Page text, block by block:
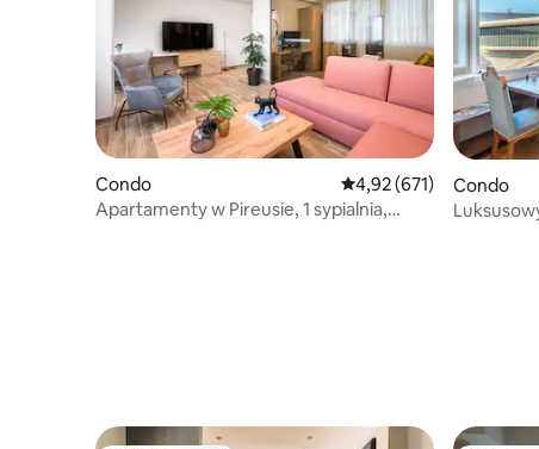
Condo Średnia ocena: 4,92 na
4,92 (671)
Apartamenty w Pireusie, 1 sypialnia,
Condo